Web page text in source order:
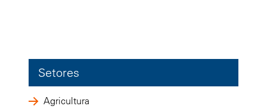
Setores
Agricultura